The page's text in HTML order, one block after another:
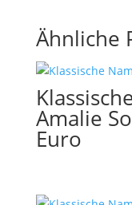
Ähnliche
Amalie
Euro